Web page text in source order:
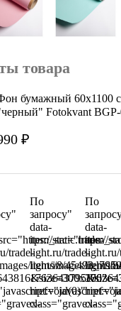
товара
бумажный 60х1100
Fotokvant
₽
static.trade-
trade-
items/8/
По
запросу"
data-
item_src="https://
light.ru/trade-
light/images/items/
class="gravex-
По
data-
light.ru/
light/